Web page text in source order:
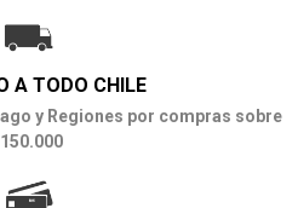
A TODO CHILE
y Regiones por compras sobre